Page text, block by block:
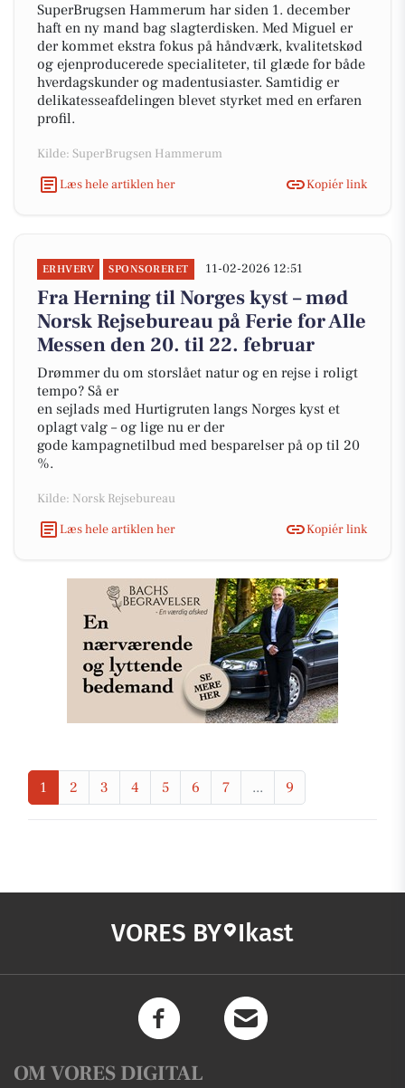
SuperBrugsen Hammerum har siden 1. december
haft en ny mand bag slagterdisken. Med Miguel er
der kommet ekstra fokus på håndværk, kvalitetskød
og ejenproducerede specialiteter, til glæde for både
hverdagskunder og madentusiaster. Samtidig er
delikatesseafdelingen blevet styrket med en erfaren
profil.
Kilde: SuperBrugsen Hammerum
Læs hele artiklen her
Kopiér link
ERHVERV SPONSORERET 11-02-2026 12:51
Fra Herning til Norges kyst – mød
Norsk Rejsebureau på Ferie for Alle
Messen den 20. til 22. februar
Drømmer du om storslået natur og en rejse i roligt
tempo? Så er
en sejlads med Hurtigruten langs Norges kyst et
oplagt valg – og lige nu er der
gode kampagnetilbud med besparelser på op til 20
%.
Kilde: Norsk Rejsebureau
Læs hele artiklen her
Kopiér link
1 2 3 4 5 6 7 ... 9
VORES BY Ikast
OM VORES DIGITAL